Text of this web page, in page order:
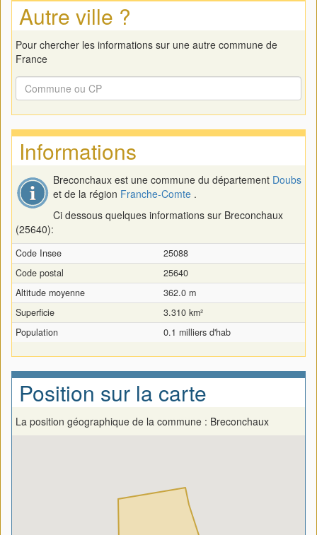
Autre ville ?
Pour chercher les informations sur une autre commune de
France
Informations
Breconchaux est une commune du département Doubs
et de la région Franche-Comte .
Ci dessous quelques informations sur Breconchaux
(25640):
Code Insee
25088
Code postal
25640
Altitude moyenne
362.0 m
Superficie
3.310 km²
Population
0.1 milliers d'hab
Position sur la carte
La position géographique de la commune : Breconchaux